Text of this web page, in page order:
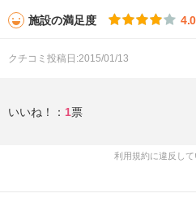
施設の満足度 4.0
クチコミ投稿日:2015/01/13
いいね！： 1票
利用規約に違反して